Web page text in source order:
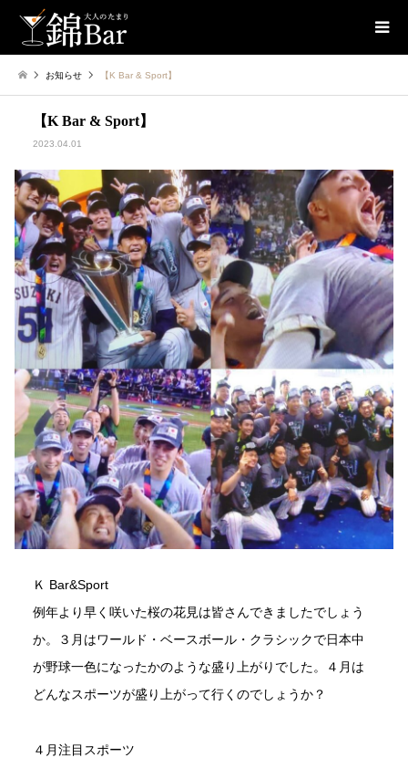
お知らせ 【K Bar & Sport】
【K Bar & Sport】
2023.04.01
Ｋ Bar&Sport
例年より早く咲いた桜の花見は皆さんできましたでしょう
か。３月はワールド・ベースボール・クラシックで日本中
が野球一色になったかのような盛り上がりでした。４月は
どんなスポーツが盛り上がって行くのでしょうか？
４月注目スポーツ